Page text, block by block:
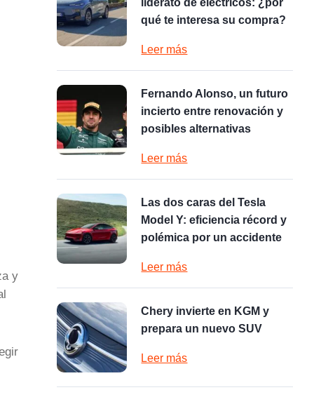
y
liderato de eléctricos: ¿por
qué te interesa su compra?
Leer más
Fernando Alonso, un futuro
incierto entre renovación y
posibles alternativas
Leer más
Las dos caras del Tesla
Model Y: eficiencia récord y
polémica por un accidente
Leer más
Chery invierte en KGM y
prepara un nuevo SUV
Leer más